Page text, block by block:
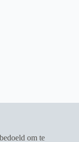
om te